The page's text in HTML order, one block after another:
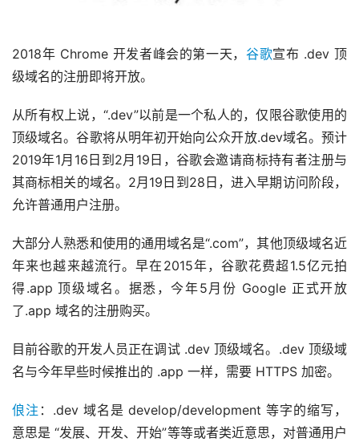
2018年 Chrome 开发者峰会的第一天，谷歌宣布 .dev 顶
级域名的注册即将开放。
从所有权上说，“.dev”以前是一个私人的，仅限谷歌使用的
顶级域名。谷歌将从明年初开始向公众开放.dev域名。预计
2019年1月16日到2月19日，谷歌会邀请商标持有者注册与
其商标相关的域名。2月19日到28日，进入早期访问阶段，
允许普通用户注册。
大部分人熟悉和使用的通用域名是“.com”，其他顶级域名近
年来也越来越流行。早在2015年，谷歌花费超1.5亿元拍
得.app 顶级域名。据悉，今年5月份 Google 正式开放
了.app 域名的注册购买。
目前谷歌的开发人员正在调试 .dev 顶级域名。.dev 顶级域
名与今年早些时候推出的 .app 一样，需要 HTTPS 加密。
俍注 ：.dev 域名是 develop/development 等字的缩写，
意思是 “发展、开发、开始”等等或者类近意思，对普通用户